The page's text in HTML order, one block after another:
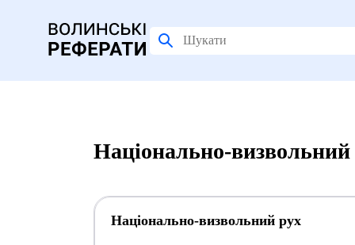
Національно-
Національно-визвольний рух